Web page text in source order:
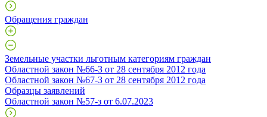
Обращения граждан
Земельные участки льготным категориям граждан
Областной закон №66-З от 28 сентября 2012 года
Областной закон №67-З от 28 сентября 2012 года
Образцы заявлений
Областной закон №57-з от 6.07.2023